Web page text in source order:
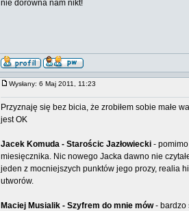
nie dorówna nam nikt!
Wysłany: 6 Maj 2011, 11:23
Przyznaję się bez bicia, że zrobiłem sobie małe
jest OK
Jacek Komuda - Starościc Jazłowiecki -
miesięcznika. Nic nowego Jacka dawno nie
jeden z mocniejszych punktów jego prozy, realia
utworów.
Maciej Musialik - Szyfrem do mnie mów- bardzo